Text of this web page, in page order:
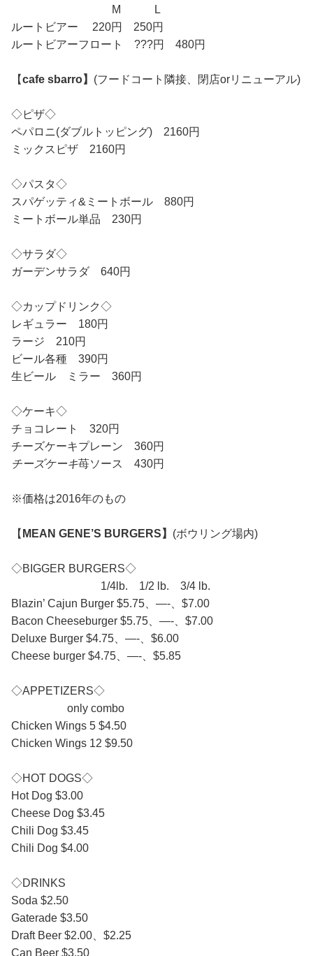
M L
ルートビアー 220円 250円
ルートビアーフロート ???円 480円
【cafe sbarro】 (フードコート隣接、閉店orリニューアル)
◇ピザ◇
ペパロニ(ダブルトッピング) 2160円
ミックスピザ 2160円
◇パスタ◇
スパゲッティ&ミートボール 880円
ミートボール単品 230円
◇サラダ◇
ガーデンサラダ 640円
◇カップドリンク◇
レギュラー 180円
ラージ 210円
ビール各種 390円
生ビール ミラー 360円
◇ケーキ◇
チョコレート 320円
チーズケーキプレーン 360円
チーズケーキ苺ソース 430円
※価格は2016年のもの
【 MEAN GENE’S BURGERS】 (ボウリング場内)
◇BIGGER BURGERS◇
1/4lb. 1/2 lb. 3/4 lb.
Blazin’ Cajun Burger $5.75、—-、$7.00
Bacon Cheeseburger $5.75、—-、$7.00
Deluxe Burger $4.75、—-、$6.00
Cheese burger $4.75、—-、$5.85
◇APPETIZERS◇
only combo
Chicken Wings 5 $4.50
Chicken Wings 12 $9.50
◇HOT DOGS◇
Hot Dog $3.00
Cheese Dog $3.45
Chili Dog $3.45
Chili Dog $4.00
◇DRINKS
Soda $2.50
Gaterade $3.50
Draft Beer $2.00、$2.25
Can Beer $3.50